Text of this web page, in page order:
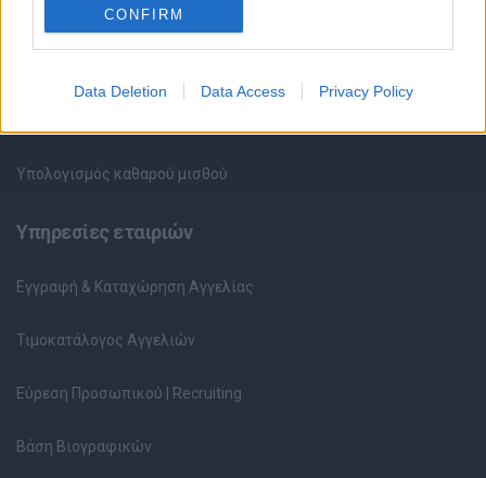
CONFIRM
Data Deletion Data Access Privacy Policy
Υπολογισμός καθαρού μισθού
Υπηρεσίες εταιριών
Εγγραφή & Καταχώρηση Αγγελίας
Τιμοκατάλογος Αγγελιών
Εύρεση Προσωπικού | Recruiting
Βάση Βιογραφικών